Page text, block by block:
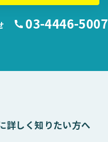
03-4446-5007
しく知りたい方へ